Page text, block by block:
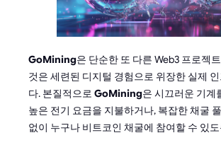
GoMining은 단순한 또 다른 Web3 프로젝
것은 세련된 디지털 경험으로 위장한 실제
다. 본질적으로 GoMining은 시끄러운 기계
높은 전기 요금을 지불하거나, 복잡한 채굴
없이 누구나 비트코인 채굴에 참여할 수 있